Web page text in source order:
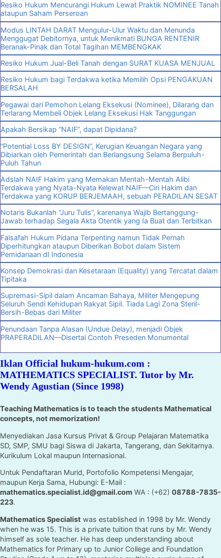
Resiko Hukum Mencurangi Hukum Lewat Praktik NOMINEE Tanah
ataupun Saham Perseroan
Modus LINTAH DARAT Mengulur-Ulur Waktu dan Menunda
Menggugat Debitornya, untuk Menikmati BUNGA RENTENIR
Beranak-Pinak dan Total Tagihan MEMBENGKAK
Resiko Hukum Jual-Beli Tanah dengan SURAT KUASA MENJUAL
Resiko Hukum bagi Terdakwa ketika Memilih Opsi PENGAKUAN
BERSALAH
Pegawai dari Pemohon Lelang Eksekusi (Nominee), Dilarang dan
Terlarang Membeli Objek Lelang Eksekusi Hak Tanggungan
Apakah Bersikap “NAIF”, dapat Dipidana?
“Potential Loss BY DESIGN”, Kerugian Keuangan Negara yang
Dibiarkan oleh Pemerintah dan Berlangsung Selama Berpuluh-
Puluh Tahun
Adslah NAIF Hakim yang Memakan Mentah-Mentah Alibi
Terdakwa yang Nyata-Nyata Kelewat NAIF—Ciri Hakim dan
Terdakwa yang KORUP BERJEMAAH, sebuah PERADILAN SESAT
Notaris Bukanlah “Juru Tulis”, karenanya Wajib Bertanggung-
Jawab terhadap Segala Akta Otentik yang Ia Buat dan Terbitkan
Falsafah Hukum Pidana Terpenting namun Tidak Pernah
Diperhitungkan ataupun Diberikan Bobot dalam Sistem
Pemidanaan dI Indonesia
Konsep Demokrasi dan Kesetaraan (Equality) yang Tercatat dalam
Tipitaka
Supremasi-Sipil dalam Ancaman Bahaya, Militer Mengepung
Seluruh Sendi Kehidupan Rakyat Sipil. Tiada Lagi Zona Steril-
Bersih-Bebas dari Militer
Penundaan Tanpa Alasan (Undue Delay), menjadi Objek
PRAPERADILAN—Disertai Contoh Preseden Monumental
Iklan Official hukum-hukum.com :
MATHEMATICS SPECIALIST. Tutor by Mr.
Wendy Agustian (Since 1998)
Teaching Mathematics is to teach the students Mathematical
concepts, not memorization!
Menyediakan Jasa Kursus Privat & Group Pelajaran Matematika
SD, SMP, SMU bagi Siswa di Jakarta, Tangerang, dan Sekitarnya.
Kurikulum Lokal maupun Internasional.
Untuk Pendaftaran Murid, Portofolio Kompetensi Mengajar,
maupun Kerja Sama, Hubungi: E-Mail :
mathematics.specialist.id@gmail.com WA : (+62) 08788-7835-
223.
Mathematics Specialist was established in 1998 by Mr. Wendy
when he was 15. This is a private tuition that runs by Mr. Wendy
himself as sole teacher. He has deep understanding about
Mathematics for Primary up to Junior College and Foundation